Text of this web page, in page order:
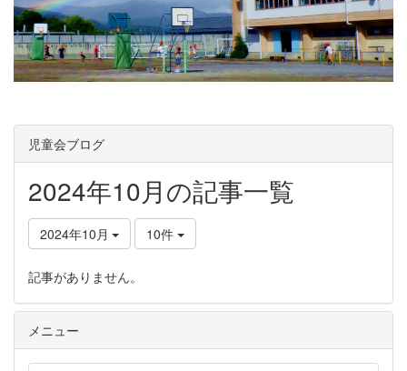
児童会ブログ
2024年10月の記事一覧
2024年10月 10件
記事がありません。
メニュー